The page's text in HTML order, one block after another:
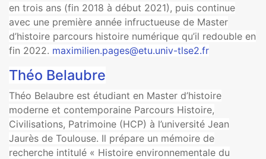
en trois ans (fin 2018 à début 2021), puis continue
avec une première année infructueuse de Master
d’histoire parcours histoire numérique qu’il redouble en
fin 2022. maximilien.pages@etu.univ-tlse2.fr
Théo Belaubre
Théo Belaubre est étudiant en Master d’histoire
moderne et contemporaine Parcours Histoire,
Civilisations, Patrimoine (HCP) à l’université Jean
Jaurès de Toulouse. Il prépare un mémoire de
recherche intitulé « Histoire environnementale du